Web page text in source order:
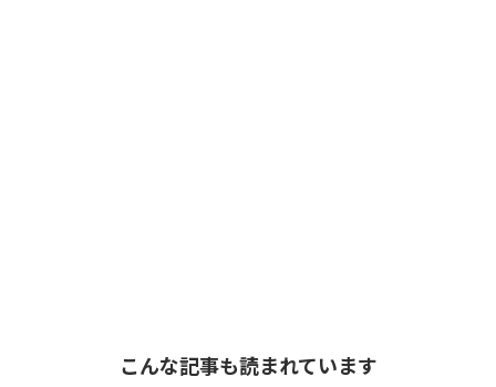
こんな記事も読まれています